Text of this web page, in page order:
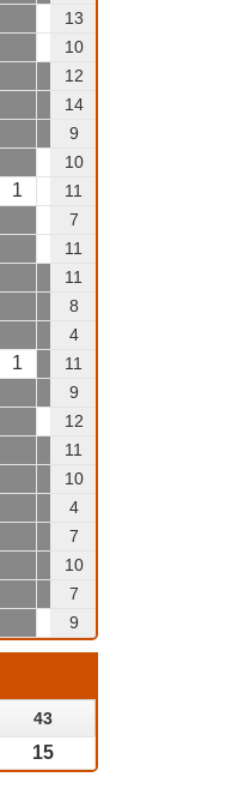
13
10
12
14
9
10
1 11
7
11
11
8
4
1 11
9
12
11
10
4
7
10
7
9
43
15